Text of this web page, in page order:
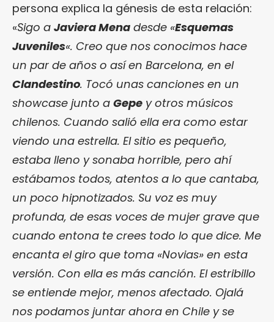
persona explica la génesis de esta relación:
«Sigo a Javiera Mena desde «Esquemas
Juveniles«. Creo que nos conocimos hace
un par de años o así en Barcelona, en el
Clandestino. Tocó unas canciones en un
showcase junto a Gepe y otros músicos
chilenos. Cuando salió ella era como estar
viendo una estrella. El sitio es pequeño,
estaba lleno y sonaba horrible, pero ahí
estábamos todos, atentos a lo que cantaba,
un poco hipnotizados. Su voz es muy
profunda, de esas voces de mujer grave que
cuando entona te crees todo lo que dice. Me
encanta el giro que toma «Novias» en esta
versión. Con ella es más canción. El estribillo
se entiende mejor, menos afectado. Ojalá
nos podamos juntar ahora en Chile y se